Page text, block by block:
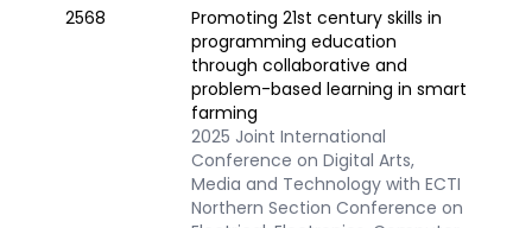
2568
Promoting 21st century skills in
programming education
through collaborative and
problem-based learning in smart
farming
2025 Joint International
Conference on Digital Arts,
Media and Technology with ECTI
Northern Section Conference on